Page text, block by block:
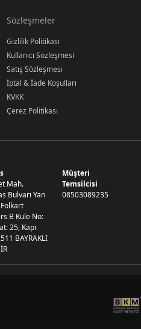
Sözleşmeler
Gizlilik Politikası
Kullanıcı Sözleşmesi
Satış Sözleşmesi
İptal & İade Koşulları
KVKK
Çerez Politikası
Mah.
Bulvarı Yan
B Kule No:
25, Kapı
BAYRAKLI
Müşteri
Temsilcisi
08503089235